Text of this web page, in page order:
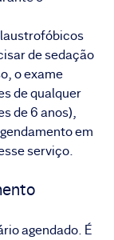
de sedação
o exame
de qualquer
de 6 anos),
em
serviço.
agendado. É